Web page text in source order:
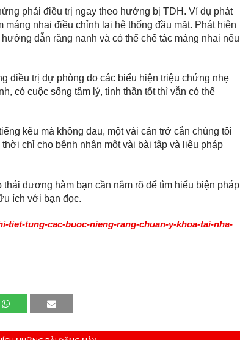
phải điều trị ngay theo hướng bị TDH. Ví dụ phát
nhai điều chỉnh lại hệ thống đầu mặt. Phát hiện
dẫn răng nanh và có thể chế tác máng nhai nếu
điều trị dự phòng do các biểu hiện triệu chứng nhẹ
có cuộc sống tâm lý, tinh thần tốt thì vẫn có thể
kêu mà không đau, một vài cản trở cắn chúng tôi
chỉ cho bệnh nhân một vài bài tập và liệu pháp
dương hàm bạn cần nắm rõ để tìm hiểu biện pháp
ích với bạn đọc.
tiet-tung-cac-buoc-nieng-rang-chuan-y-khoa-tai-nha-